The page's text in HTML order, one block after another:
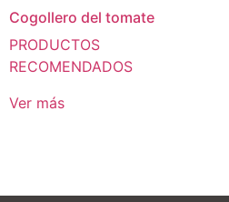
Cogollero del tomate
PRODUCTOS
RECOMENDADOS
Ver más